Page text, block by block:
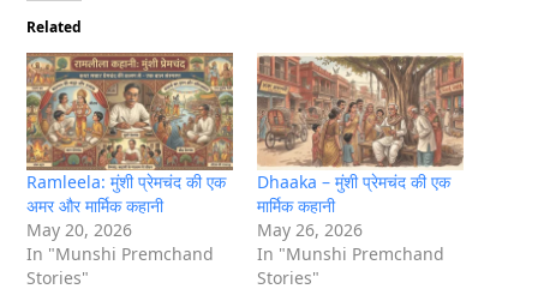
Related
Ramleela: मुंशी प्रेमचंद की एक
अमर और मार्मिक कहानी
May 20, 2026
In "Munshi Premchand
Stories"
Dhaaka – मुंशी प्रेमचंद की एक
मार्मिक कहानी
May 26, 2026
In "Munshi Premchand
Stories"